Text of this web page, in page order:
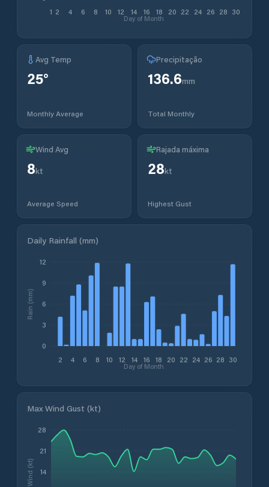
1 2 4 6 8 10 12 14 16 18 20 22 24 26 28 30
Day of Month
Avg Temp
25°
Monthly Average
Precipitação
136.6mm
Total Monthly
Wind Avg
8kt
Average Speed
Rajada máxima
28kt
Highest Gust
Daily Rainfall (mm)
2 4 6 8 10 12 14 16 18 20 22 24 26 28 30
Day of Month
0
3
6
9
12
Rain (mm)
Max Wind Gust (kt)
14
21
28
Wind (kt)